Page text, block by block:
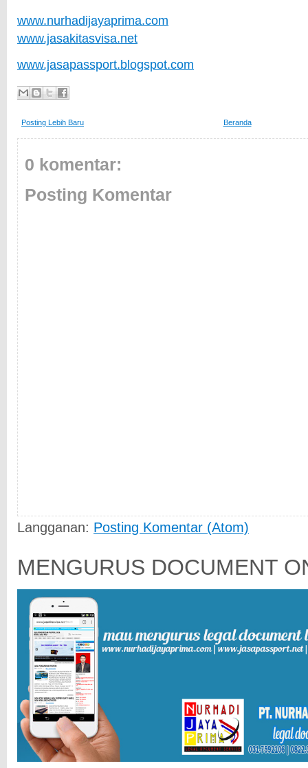
www.nurhadijayaprima.com
www.jasakitasvisa.net
www.jasapassport.blogspot.com
Posting Lebih Baru Beranda
0 komentar:
Posting Komentar
Langganan: Posting Komentar (Atom)
MENGURUS DOCUMENT